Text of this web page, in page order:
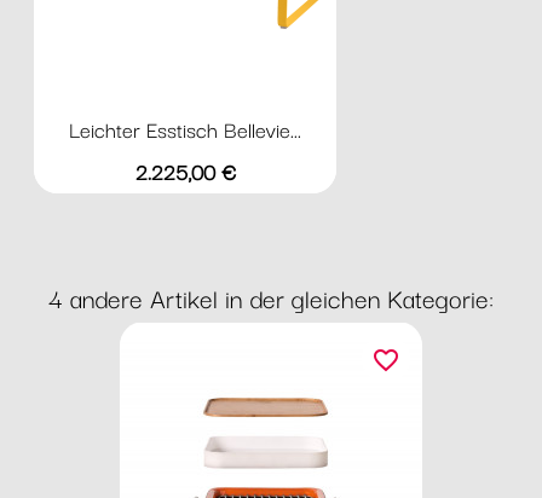
Leichter Esstisch Bellevie...
Preis
2.225,00 €
4 andere Artikel in der gleichen Kategorie:
favorite_border